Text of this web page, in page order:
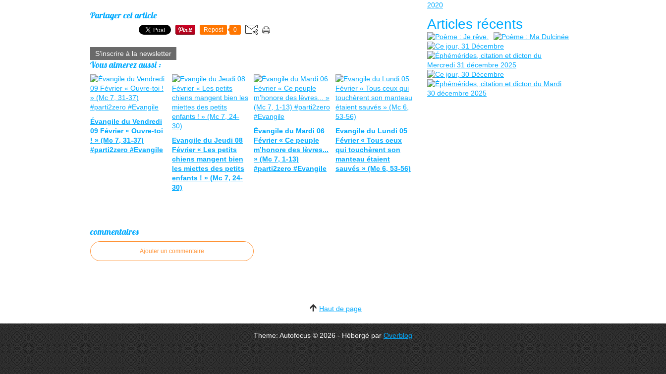
Partager cet article
Repost 0
S'inscrire à la newsletter
Vous aimerez aussi :
Évangile du Vendredi
09 Février « Ouvre-toi
! » (Mc 7, 31-37)
#parti2zero #Evangile
Evangile du Jeudi 08
Février « Les petits
chiens mangent bien
les miettes des petits
enfants ! » (Mc 7, 24-
30)
Évangile du Mardi 06
Février « Ce peuple
m’honore des lèvres...
» (Mc 7, 1-13)
#parti2zero #Evangile
Evangile du Lundi 05
Février « Tous ceux
qui touchèrent son
manteau étaient
sauvés » (Mc 6, 53-56)
commentaires
Ajouter un commentaire
2020
Articles récents
Haut de page
Theme: Autofocus © 2026 - Hébergé parOverblog